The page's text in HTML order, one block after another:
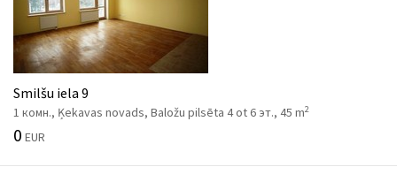
Smilšu iela 9
1 комн., Ķekavas novads, Baložu pilsēta 4 ot 6 эт., 45 m2
0 EUR